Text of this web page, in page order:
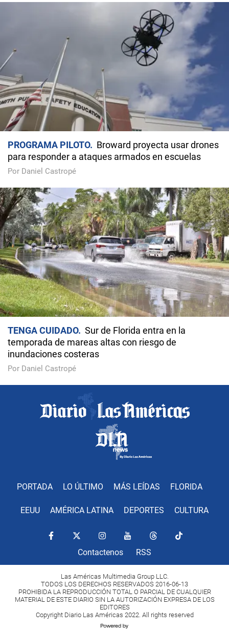
PROGRAMA PILOTO
Broward proyecta usar drones
para responder a ataques armados en escuelas
Por Daniel Castropé
TENGA CUIDADO
Sur de Florida entra en la
temporada de mareas altas con riesgo de
inundaciones costeras
Por Daniel Castropé
PORTADA LO ÚLTIMO MÁS LEÍDAS FLORIDA
EEUU AMÉRICA LATINA DEPORTES CULTURA
Contactenos RSS
Las Américas Multimedia Group LLC.
TODOS LOS DERECHOS RESERVADOS 2016-06-13
PROHIBIDA LA REPRODUCCIÓN TOTAL O PARCIAL DE CUALQUIER
MATERIAL DE ESTE DIARIO SIN LA AUTORIZACIÓN EXPRESA DE LOS
EDITORES
Copyright Diario Las Américas 2022. All rights reserved